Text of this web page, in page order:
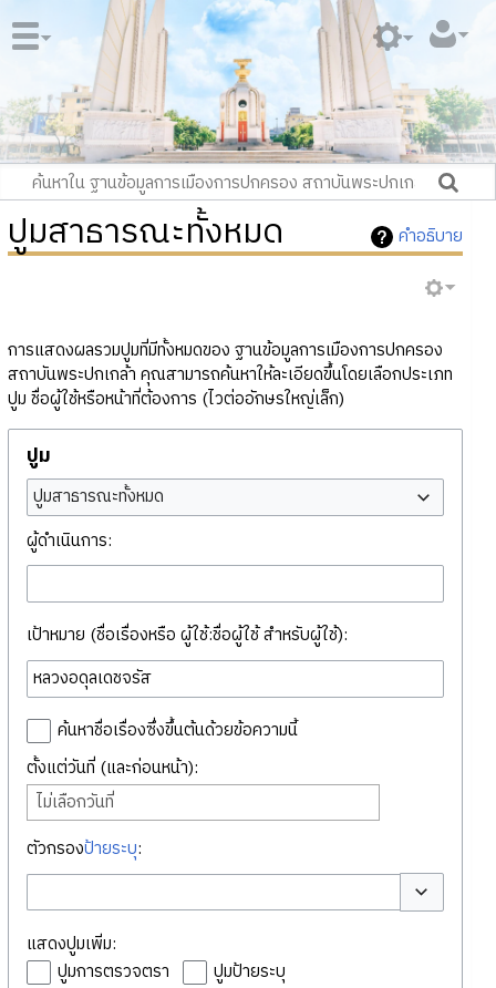
คำอธิบาย
ปูมสาธารณะทั้งหมด
การแสดงผลรวมปูมที่มีทั้งหมดของ ฐานข้อมูลการเมืองการปกครอง
สถาบันพระปกเกล้า คุณสามารถค้นหาให้ละเอียดขึ้นโดยเลือกประเภท
ปูม ชื่อผู้ใช้หรือหน้าที่ต้องการ (ไวต่ออักษรใหญ่เล็ก)
ปูม
ปูมสาธารณะทั้งหมด
ผู้ดำเนินการ:
เป้าหมาย (ชื่อเรื่องหรือ ผู้ใช้:ชื่อผู้ใช้ สำหรับผู้ใช้):
ค้นหาชื่อเรื่องซึ่งขึ้นต้นด้วยข้อความนี้
ตั้งแต่วันที่ (และก่อนหน้า):
ไม่เลือกวันที่
ตัวกรองป้ายระบุ:
สลับตัวเลือก
แสดงปูมเพิ่ม:
ปูมการตรวจตรา
ปูมป้ายระบุ